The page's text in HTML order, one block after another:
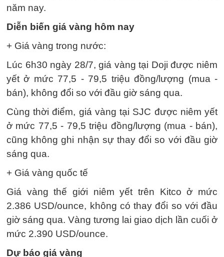
năm nay.
Diễn biến giá vàng hôm nay
+ Giá vàng trong nước:
Lúc 6h30 ngày 28/7, giá vàng tại Doji được niêm
yết ở mức 77,5 - 79,5 triệu đồng/lượng (mua -
bán), không đổi so với đầu giờ sáng qua.
Cùng thời điểm, giá vàng tại SJC được niêm yết
ở mức 77,5 - 79,5 triệu đồng/lượng (mua - bán),
cũng không ghi nhận sự thay đổi so với đầu giờ
sáng qua.
+ Giá vàng quốc tế
Giá vàng thế giới niêm yết trên Kitco ở mức
2.386 USD/ounce, không có thay đổi so với đầu
giờ sáng qua. Vàng tương lai giao dịch lần cuối ở
mức 2.390 USD/ounce.
Dự báo giá vàng